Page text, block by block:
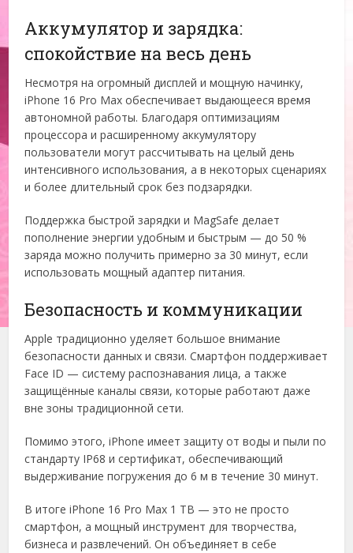
Аккумулятор и зарядка:
спокойствие на весь день
Несмотря на огромный дисплей и мощную начинку,
iPhone 16 Pro Max обеспечивает выдающееся время
автономной работы. Благодаря оптимизациям
процессора и расширенному аккумулятору
пользователи могут рассчитывать на целый день
интенсивного использования, а в некоторых сценариях
и более длительный срок без подзарядки.
Поддержка быстрой зарядки и MagSafe делает
пополнение энергии удобным и быстрым — до 50 %
заряда можно получить примерно за 30 минут, если
использовать мощный адаптер питания.
Безопасность и коммуникации
Apple традиционно уделяет большое внимание
безопасности данных и связи. Смартфон поддерживает
Face ID — систему распознавания лица, а также
защищённые каналы связи, которые работают даже
вне зоны традиционной сети.
Помимо этого, iPhone имеет защиту от воды и пыли по
стандарту IP68 и сертификат, обеспечивающий
выдерживание погружения до 6 м в течение 30 минут.
В итоге iPhone 16 Pro Max 1 TB — это не просто
смартфон, а мощный инструмент для творчества,
бизнеса и развлечений. Он объединяет в себе